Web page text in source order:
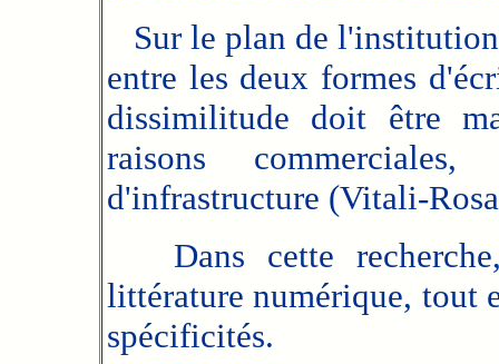
Sur le plan de
entre les deux formes
dissimilitude doit être
raisons
d'infrastructure (Vitali-
Dans cette
littérature numérique, tout
spécificités.